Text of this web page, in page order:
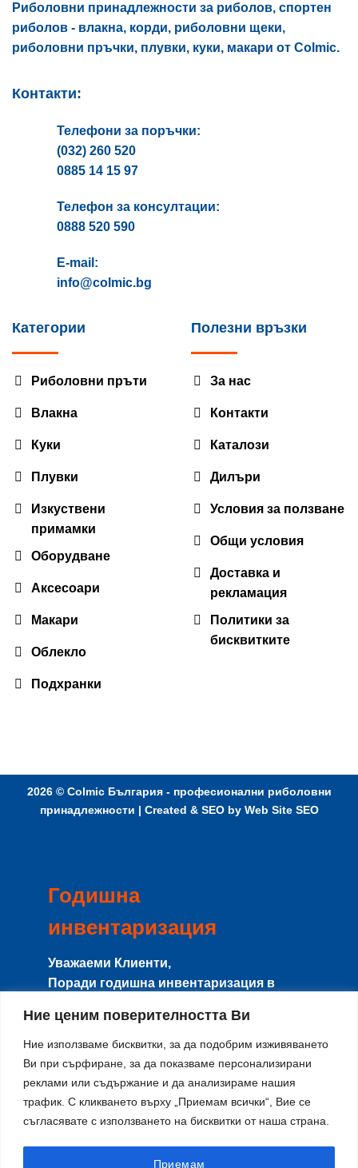
Ние ценим поверителността Ви
Ние използваме бисквитки, за да подобрим изживяването
Ви при сърфиране, за да показваме персонализирани
реклами или съдържание и да анализираме нашия
трафик. С кликването върху „Приемам всички“, Вие се
съгласявате с използването на бисквитки от наша страна.
Приемам
Риболовни принадлежности за риболов, спортен
риболов - влакна, корди, риболовни щеки,
риболовни пръчки, плувки, куки, макари от Colmic.
Контакти:
Телефони за поръчки:
(032) 260 520
0885 14 15 97
Телефон за консултации:
0888 520 590
E-mail:
info@colmic.bg
Категории
Риболовни пръти
Влакна
Куки
Плувки
Изкуствени
примамки
Оборудване
Аксесоари
Макари
Облекло
Подхранки
Полезни връзки
За нас
Контакти
Каталози
Дилъри
Условия за ползване
Общи условия
Доставка и
рекламация
Политики за
бисквитките
2026 © Colmic България - професионални риболовни
принадлежности | Created & SEO by Web Site SEO
Годишна
инвентаризация
Уважаеми Клиенти,
Поради годишна инвентаризация в
няма да работят с клиенти, и няма да се
изпращат поръчки.
Направените поръчки в този период ще
се изпращат от17-ти Августпо реда на
тяхното получаване.
Благодарим за разбирането и се